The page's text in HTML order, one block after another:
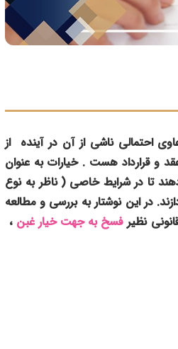
احتمالی ناشی از آن در آینده از
و قرارداد هست . خیارات به عنوان
تا در شرایط خاصی ( ناظر به نوع
در این نوشتار به بررسی و مطالعه
نظیر فسخ به جهت خیار غبن ،